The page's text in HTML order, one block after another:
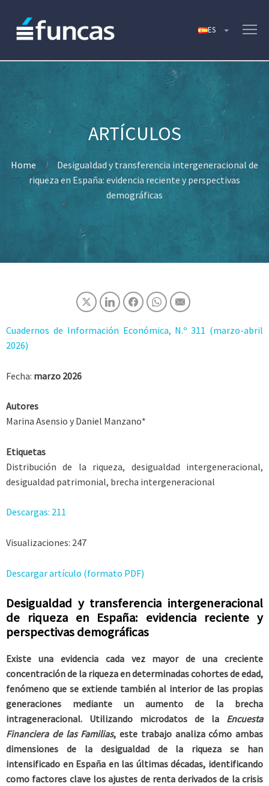
Home
Desigualdad y transferencia intergeneracional de
riqueza en España: evidencia reciente y perspectivas
demográficas
Cuadernos de Información Económica, N.º 311 (marzo-abril
2026)
Fecha: marzo 2026
Autores
Marina Asensio y Daniel Manzano*
Etiquetas
Distribución de la riqueza, desigualdad intergeneracional,
desigualdad patrimonial, brecha intergeneracional
Descargas: 211
Visualizaciones: 247
Descargar artículo (formato PDF)
Desigualdad y transferencia intergeneracional
de riqueza en España: evidencia reciente y
perspectivas demográficas
Existe una evidencia cada vez mayor de una creciente
concentración de la riqueza en determinadas cohortes de edad,
fenómeno que se extiende también al interior de las propias
generaciones mediante un aumento de la brecha
intrageneracional. Utilizando microdatos de la Encuesta
Financiera de las Familias, este trabajo analiza cómo ambas
dimensiones de la desigualdad de la riqueza se han
intensificado en España en las últimas décadas, identificando
como factores clave los ajustes de renta derivados de la crisis